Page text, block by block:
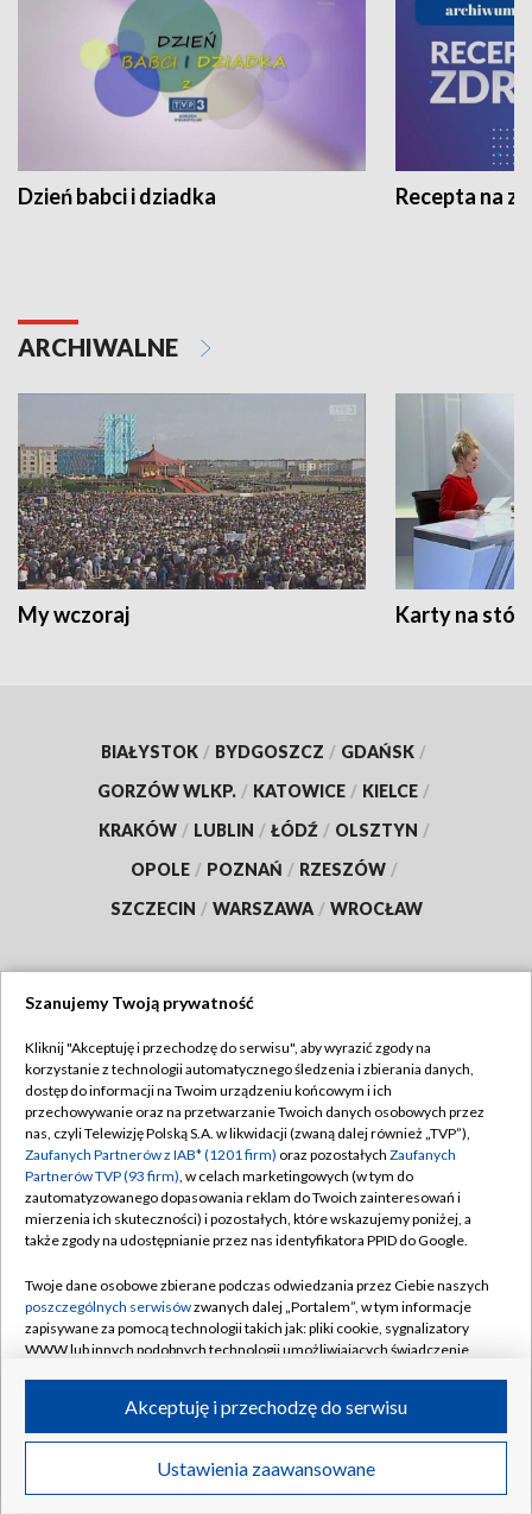
Dzień babci i dziadka Recepta na
ARCHIWALNE
My wczoraj Karty na
BIAŁYSTOK / BYDGOSZCZ / GDAŃSK /
GORZÓW WLKP. / KATOWICE / KIELCE /
KRAKÓW / LUBLIN / ŁÓDŹ / OLSZTYN /
OPOLE / POZNAŃ / RZESZÓW /
SZCZECIN / WARSZAWA / WROCŁAW
TVP
Abonament TVP
Emisja w TVP
Centrum informacji TVP
Naziemna Telewizja Cyfrowa
Rada Programowa
System NOS
Informacje o nadawcy
Program dla prasy
Ogłoszenie przetargowe
Regulamin TVP
Polityka prywatności
Moje zgody
Pomoc
Kontakt
Kanały
©2026 Telewizja Polska S.A. w likwidacji
Szanujemy Twoją prywatność
Kliknij "Akceptuję i przechodzę do serwisu", aby wyrazić zgody na
korzystanie z technologii automatycznego śledzenia i zbierania danych,
dostęp do informacji na Twoim urządzeniu końcowym i ich
przechowywanie oraz na przetwarzanie Twoich danych osobowych przez
nas, czyli Telewizję Polską S.A. w likwidacji (zwaną dalej również „TVP”),
Zaufanych Partnerów z IAB* (1201 firm) oraz pozostałych Zaufanych
Partnerów TVP (93 firm), w celach marketingowych (w tym do
zautomatyzowanego dopasowania reklam do Twoich zainteresowań i
mierzenia ich skuteczności) i pozostałych, które wskazujemy poniżej, a
także zgody na udostępnianie przez nas identyfikatora PPID do Google.
Twoje dane osobowe zbierane podczas odwiedzania przez Ciebie naszych
poszczególnych serwisówzwanych dalej „Portalem”, w tym informacje
zapisywane za pomocą technologii takich jak: pliki cookie, sygnalizatory
WWW lub innych podobnych technologii umożliwiających świadczenie
ruchu w Internecie.
Twoje dane osobowe zbierane podczas odwiedzania przez Ciebie
poszczególnych serwisówna Portalu, takie jak adresy IP, identyfikatory
Ustawienia zaawansowane
Akceptuję i przechodzę do serwisu